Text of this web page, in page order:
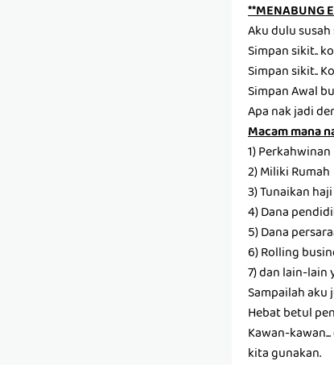
**MENABUNG
Aku dulu
Simpan sikit..
Simpan sikit..
Simpan Awal
Apa nak jadi
Macam mana
1) Perkahwinan
2) Miliki Rumah
3) Tunaikan haji
4) Dana
5) Dana
6) Rolling
7) dan lain-lain
Sampailah
Hebat betul
Kawan-
kita gunakan.